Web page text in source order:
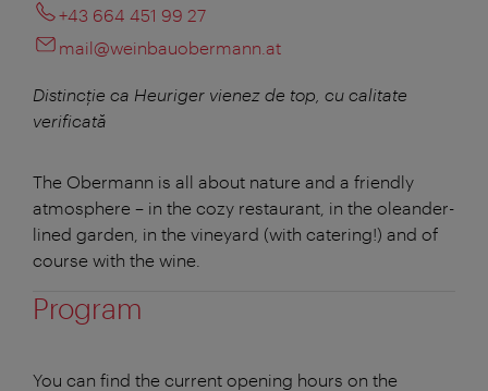
+43 664 451 99 27
mail@weinbauobermann.at
Distincție ca Heuriger vienez de top, cu calitate
verificată
The Obermann is all about nature and a friendly
atmosphere – in the cozy restaurant, in the oleander-
lined garden, in the vineyard (with catering!) and of
course with the wine.
Program
You can find the current opening hours on the